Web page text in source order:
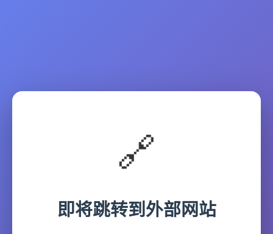
🔗
即将跳转到外部网站